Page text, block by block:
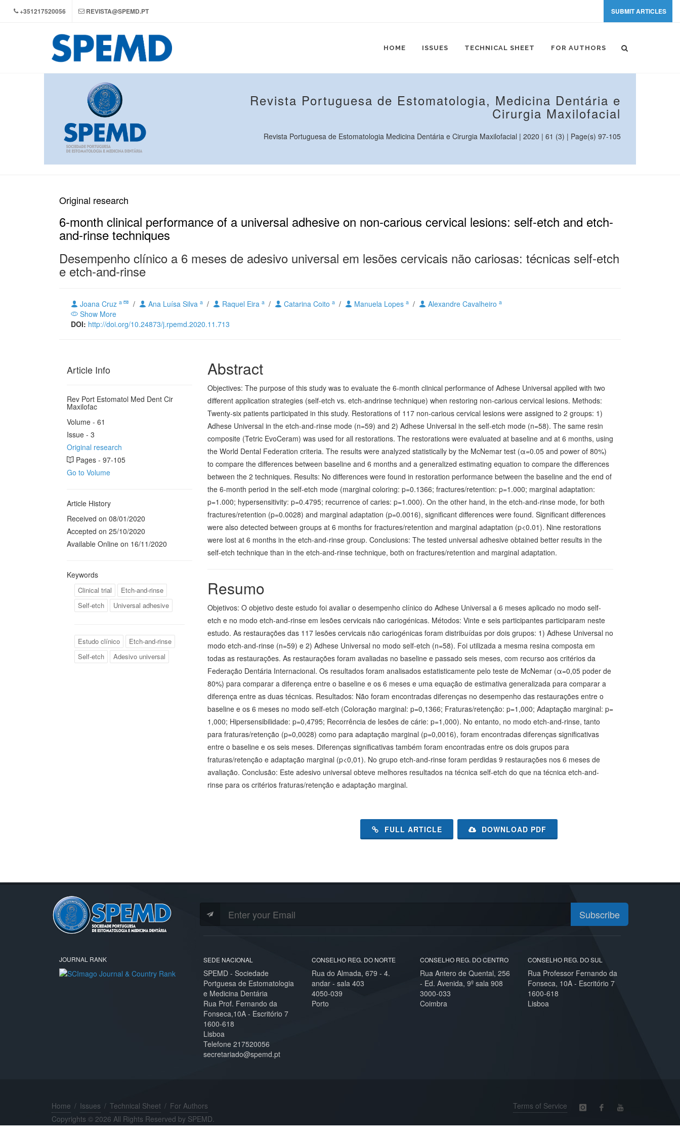
+351217520056 REVISTA@SPEMD.PT SUBMIT ARTICLES
HOME ISSUES TECHNICAL SHEET FOR AUTHORS
Revista Portuguesa de Estomatologia, Medicina Dentária e
Cirurgia Maxilofacial
Revista Portuguesa de Estomatologia Medicina Dentária e Cirurgia Maxilofacial | 2020 | 61 (3) | Page(s) 97-105
Original research
6-month clinical performance of a universal adhesive on non-carious cervical lesions: self-etch and etch-
and-rinse techniques
Desempenho clínico a 6 meses de adesivo universal em lesões cervicais não cariosas: técnicas self-etch
e etch-and-rinse
Joana Cruz a / Ana Luísa Silva a / Raquel Eira a / Catarina Coito a / Manuela Lopes a / Alexandre Cavalheiro a
Show More
DOI: http://doi.org/10.24873/j.rpemd.2020.11.713
Article Info
Rev Port Estomatol Med Dent Cir
Maxilofac
Volume - 61
Issue - 3
Original research
Pages - 97-105
Go to Volume
Article History
Received on 08/01/2020
Accepted on 25/10/2020
Available Online on 16/11/2020
Keywords
Clinical trial
Etch-and-rinse
Self-etch
Universal adhesive
Estudo clínico
Etch-and-rinse
Self-etch
Adesivo universal
Abstract
Objectives: The purpose of this study was to evaluate the 6-month clinical performance of Adhese Universal applied with two
different application strategies (self-etch vs. etch-andrinse technique) when restoring non-carious cervical lesions. Methods:
Twenty-six patients participated in this study. Restorations of 117 non-carious cervical lesions were assigned to 2 groups: 1)
Adhese Universal in the etch-and-rinse mode (n=59) and 2) Adhese Universal in the self-etch mode (n=58). The same resin
composite (Tetric EvoCeram) was used for all restorations. The restorations were evaluated at baseline and at 6 months, using
the World Dental Federation criteria. The results were analyzed statistically by the McNemar test (α=0.05 and power of 80%)
to compare the differences between baseline and 6 months and a generalized estimating equation to compare the differences
between the 2 techniques. Results: No differences were found in restoration performance between the baseline and the end of
the 6-month period in the self-etch mode (marginal coloring: p=0.1366; fractures/retention: p=1.000; marginal adaptation:
p=1.000; hypersensitivity: p=0.4795; recurrence of caries: p=1.000). On the other hand, in the etch-and-rinse mode, for both
fractures/retention (p=0.0028) and marginal adaptation (p=0.0016), significant differences were found. Significant differences
were also detected between groups at 6 months for fractures/retention and marginal adaptation (p<0.01). Nine restorations
were lost at 6 months in the etch-and-rinse group. Conclusions: The tested universal adhesive obtained better results in the
self-etch technique than in the etch-and-rinse technique, both on fractures/retention and marginal adaptation.
Resumo
Objetivos: O objetivo deste estudo foi avaliar o desempenho clínico do Adhese Universal a 6 meses aplicado no modo self-
etch e no modo etch-and-rinse em lesões cervicais não cariogénicas. Métodos: Vinte e seis participantes participaram neste
estudo. As restaurações das 117 lesões cervicais não cariogénicas foram distribuídas por dois grupos: 1) Adhese Universal no
modo etch-and-rinse (n=59) e 2) Adhese Universal no modo self-etch (n=58). Foi utilizada a mesma resina composta em
todas as restaurações. As restaurações foram avaliadas no baseline e passado seis meses, com recurso aos critérios da
Federação Dentária Internacional. Os resultados foram analisados estatisticamente pelo teste de McNemar (α=0,05 poder de
80%) para comparar a diferença entre o baseline e os 6 meses e uma equação de estimativa generalizada para comparar a
diferença entre as duas técnicas. Resultados: Não foram encontradas diferenças no desempenho das restaurações entre o
baseline e os 6 meses no modo self-etch (Coloração marginal: p=0,1366; Fraturas/retenção: p=1,000; Adaptação marginal: p=
1,000; Hipersensibilidade: p=0,4795; Recorrência de lesões de cárie: p=1,000). No entanto, no modo etch-and-rinse, tanto
para fraturas/retenção (p=0,0028) como para adaptação marginal (p=0,0016), foram encontradas diferenças significativas
entre o baseline e os seis meses. Diferenças significativas também foram encontradas entre os dois grupos para
fraturas/retenção e adaptação marginal (p<0,01). No grupo etch-and-rinse foram perdidas 9 restaurações nos 6 meses de
avaliação. Conclusão: Este adesivo universal obteve melhores resultados na técnica self-etch do que na técnica etch-and-
rinse para os critérios fraturas/retenção e adaptação marginal.
FULL ARTICLE DOWNLOAD PDF
Subscribe
JOURNAL RANK SEDE NACIONAL
SPEMD - Sociedade
Portguesa de Estomatologia
e Medicina Dentária
Rua Prof. Fernando da
Fonseca,10A - Escritório 7
1600-618
Lisboa
Telefone 217520056
secretariado@spemd.pt
CONSELHO REG. DO NORTE
Rua do Almada, 679 - 4.
andar - sala 403
4050-039
Porto
CONSELHO REG. DO CENTRO
Rua Antero de Quental, 256
- Ed. Avenida, 9º sala 908
3000-033
Coimbra
CONSELHO REG. DO SUL
Rua Professor Fernando da
Fonseca, 10A - Escritório 7
1600-618
Lisboa
Home / Issues / Technical Sheet / For Authors
Copyrights © 2026 All Rights Reserved by SPEMD.
Terms of Service